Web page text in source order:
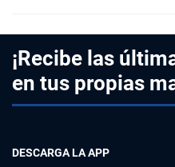
¡Recibe las
en tus propias
DESCARGA LA APP